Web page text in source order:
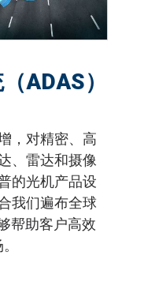
ADAS）
，对精密、高
、雷达和摄像
的光机产品设
我们遍布全球
帮助客户高效